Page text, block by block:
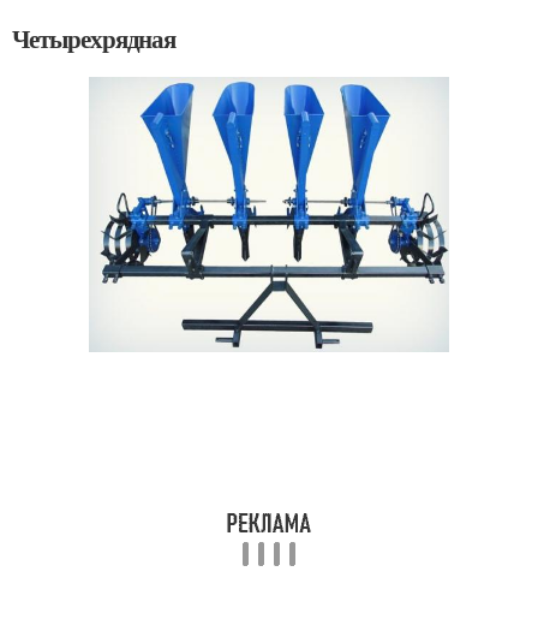
Четырехрядная